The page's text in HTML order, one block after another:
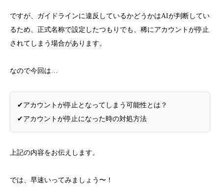
ですが、ガイドラインに違反しているかどうかはAIが判断してい
るため、正式名称で設定したつもりでも、稀にアカウントが停止
されてしまう場合があります。
なので今回は…
✔︎アカウントが停止となってしまう可能性とは？
✔︎アカウントが停止になった時の対処方法
上記の内容をお伝えします。
では、早速いってみましょう〜！